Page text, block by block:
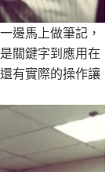
邊馬上做筆記，
關鍵字到應用在
有實際的操作讓